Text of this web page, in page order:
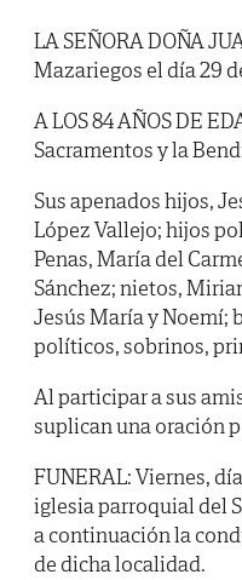
LA SEÑORA DOÑA
Mazariegos el día 29
A LOS 84 AÑOS DE
Sacramentos y la
Sus apenados hijos,
López Vallejo; hijos
Penas, María del
Sánchez; nietos,
Jesús María y Noemí;
políticos, sobrinos,
Al participar a sus
suplican una oración
FUNERAL: Viernes,
iglesia parroquial del
a continuación la
de dicha localidad.